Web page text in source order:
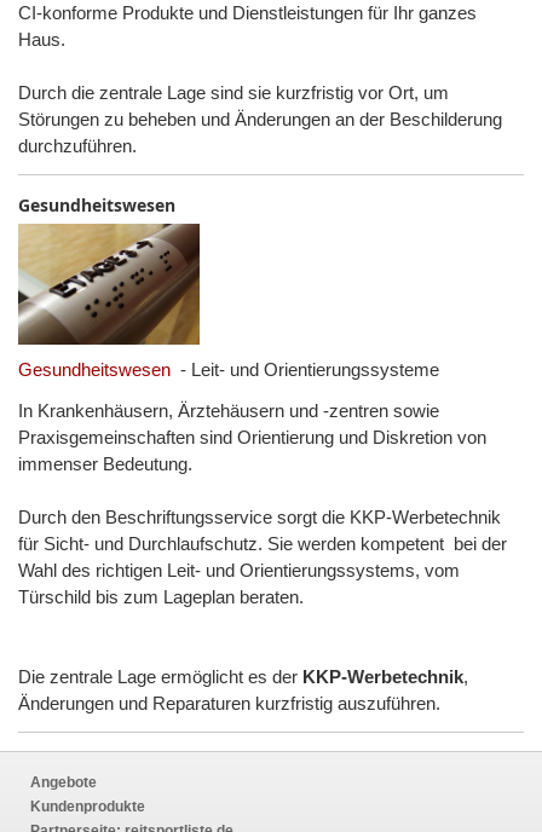
CI-konforme Produkte und Dienstleistungen für Ihr ganzes
Haus.
Durch die zentrale Lage sind sie kurzfristig vor Ort, um
Störungen zu beheben und Änderungen an der Beschilderung
durchzuführen.
Gesundheitswesen
Gesundheitswesen - Leit- und Orientierungssysteme
In Krankenhäusern, Ärztehäusern und -zentren sowie
Praxisgemeinschaften sind Orientierung und Diskretion von
immenser Bedeutung.
Durch den Beschriftungsservice sorgt die KKP-Werbetechnik
für Sicht- und Durchlaufschutz. Sie werden kompetent bei der
Wahl des richtigen Leit- und Orientierungssystems, vom
Türschild bis zum Lageplan beraten.
Die zentrale Lage ermöglicht es der KKP-Werbetechnik,
Änderungen und Reparaturen kurzfristig auszuführen.
Angebote
Kundenprodukte